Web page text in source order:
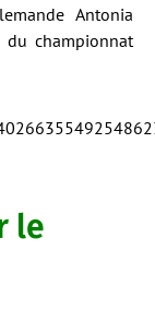
Antonia
du championnat
le